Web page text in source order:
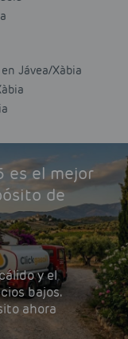
Jávea/Xàbia
es el mejor
de
y el
bajos.
ahora